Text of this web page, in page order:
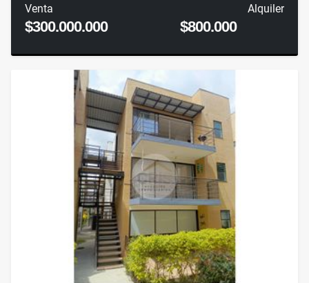
Venta
$300.000.000
Alquiler
$800.000